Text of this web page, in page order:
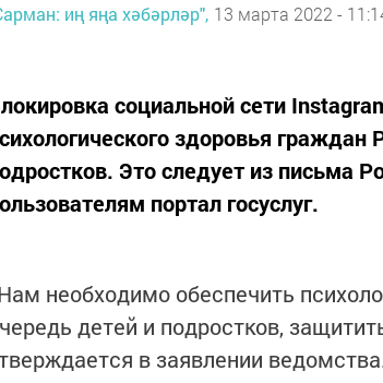
иң яңа хәбәрләр", 13 марта 2022 -
социальной сети
здоровья
Это следует из письма
портал госуслуг.
необходимо обеспечить
детей и подростков,
в заявлении